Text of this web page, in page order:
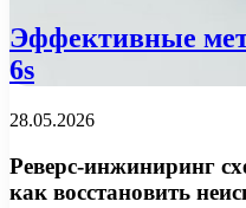
Эффективные
6s
28.05.2026
Реверс-инжиниринг
как восстановить